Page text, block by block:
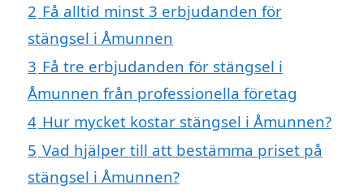
2 Få alltid minst 3 erbjudanden för
stängsel i Åmunnen
3 Få tre erbjudanden för stängsel i
Åmunnen från professionella företag
4 Hur mycket kostar stängsel i Åmunnen?
5 Vad hjälper till att bestämma priset på
stängsel i Åmunnen?